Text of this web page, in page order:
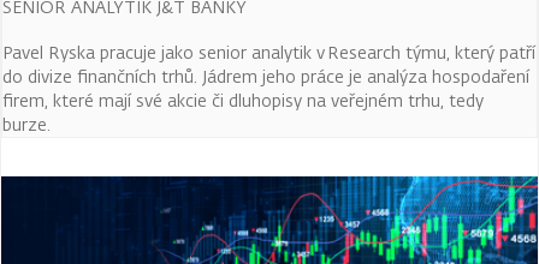
SENIOR ANALYTIK J&T BANKY
Pavel Ryska pracuje jako senior analytik v Research týmu, který patří
do divize finančních trhů. Jádrem jeho práce je analýza hospodaření
firem, které mají své akcie či dluhopisy na veřejném trhu, tedy
burze.